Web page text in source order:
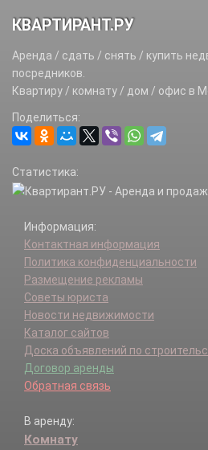
КВАРТИРАНТ.РУ
Аренда / сдать / снять / купить
посредников.
Квартиру / комнату / дом / офис в
Поделиться:
Статистика:
Информация:
Контактная информация
Политика конфиденциальности
Размещение рекламы
Советы юриста
Новости недвижимости
Каталог сайтов
Доска объявлений по
Договор аренды
Обратная связь
В аренду:
Комнату